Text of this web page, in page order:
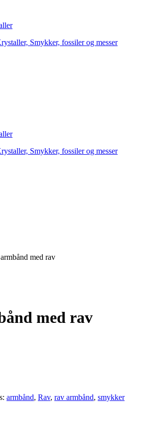
med rav
med rav
armbånd, Rav, rav armbånd, smykker